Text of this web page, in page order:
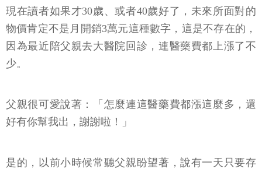
現在讀者如果才30歲、或者40歲好了，未來所面對的
物價肯定不是月開銷3萬元這種數字，這是不存在的，
因為最近陪父親去大醫院回診，連醫藥費都上漲了不
少。
父親很可愛說著：「怎麼連這醫藥費都漲這麼多，還
好有你幫我出，謝謝啦！」
是的，以前小時候常聽父親盼望著，說有一天只要存